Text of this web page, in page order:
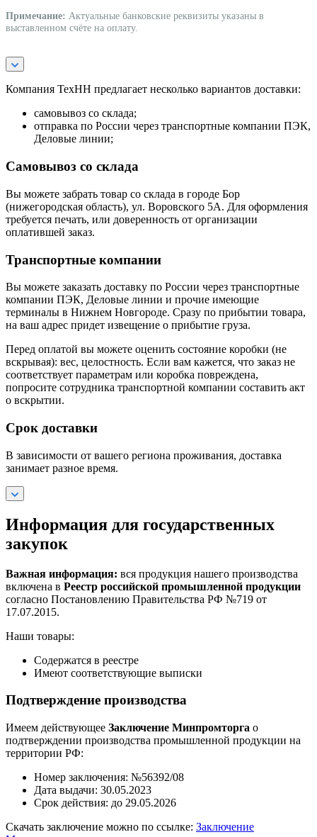
Примечание: Актуальные банковские реквизиты указаны в
выставленном счёте на оплату.
Компания ТехНН предлагает несколько вариантов доставки:
самовывоз со склада;
отправка по России через транспортные компании ПЭК,
Деловые линии;
Самовывоз со склада
Вы можете забрать товар со склада в городе Бор
(нижегородская область), ул. Воровского 5А. Для оформления
требуется печать, или доверенность от организации
оплатившей заказ.
Транспортные компании
Вы можете заказать доставку по России через транспортные
компании ПЭК, Деловые линии и прочие имеющие
терминалы в Нижнем Новгороде. Сразу по прибытии товара,
на ваш адрес придет извещение о прибытие груза.
Перед оплатой вы можете оценить состояние коробки (не
вскрывая): вес, целостность. Если вам кажется, что заказ не
соответствует параметрам или коробка повреждена,
попросите сотрудника транспортной компании составить акт
о вскрытии.
Срок доставки
В зависимости от вашего региона проживания, доставка
занимает разное время.
Информация для государственных
закупок
Важная информация: вся продукция нашего производства
включена в Реестр российской промышленной продукции
согласно Постановлению Правительства РФ №719 от
17.07.2015.
Наши товары:
Содержатся в реестре
Имеют соответствующие выписки
Подтверждение производства
Имеем действующее Заключение Минпромторга о
подтверждении производства промышленной продукции на
территории РФ:
Номер заключения: №56392/08
Дата выдачи: 30.05.2023
Срок действия: до 29.05.2026
Скачать заключение можно по ссылке: Заключение